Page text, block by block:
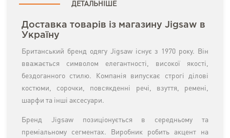
ДЕТАЛЬНІШЕ
Доставка товарів із магазину Jigsaw в
Україну
Британський бренд одягу Jigsaw існує з 1970 року. Він
вважається символом елегантності, високої якості,
бездоганного стилю. Компанія випускає строгі ділові
костюми, сорочки, повсякденні речі, взуття, ремені,
шарфи та інші аксесуари.
Бренд Jigsaw позиціонується в середньому та
преміальному сегментах. Виробник робить акцент на